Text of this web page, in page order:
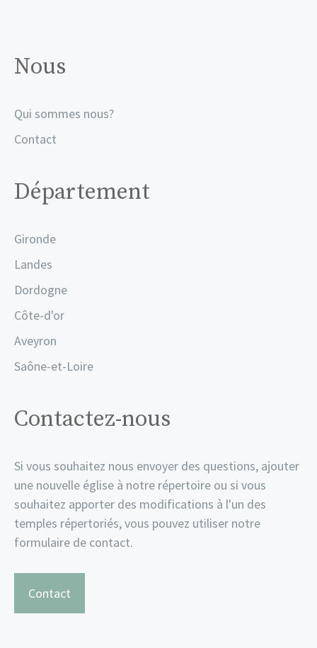
Nous
Qui sommes nous?
Contact
Département
Gironde
Landes
Dordogne
Côte-d'or
Aveyron
Saône-et-Loire
Contactez-nous
Si vous souhaitez nous envoyer des questions, ajouter
une nouvelle église à notre répertoire ou si vous
souhaitez apporter des modifications à l'un des
temples répertoriés, vous pouvez utiliser notre
formulaire de contact.
Contact